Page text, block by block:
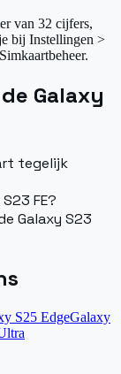
van 32 cijfers,
bij Instellingen >
Galaxy
tegelijk
FE?
Galaxy S23
S25 EdgeGalaxy